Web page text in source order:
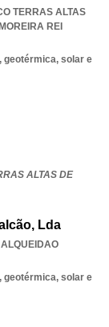
TERRAS ALTAS
REI
geotérmica, solar e
ALTAS DE
Lda
ALQUEIDAO
geotérmica, solar e